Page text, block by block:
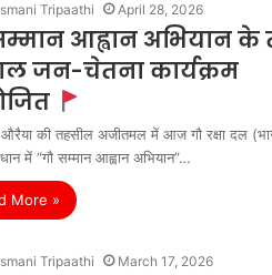
Tripaathi April 28, 2026
आह्वान अभियान के
जन-चेतना कार्यक्रम
की तहसील अजीतमल में आज गौ रक्षा दल
में “गौ सम्मान आह्वान अभियान”…
More »
Tripaathi March 17, 2026